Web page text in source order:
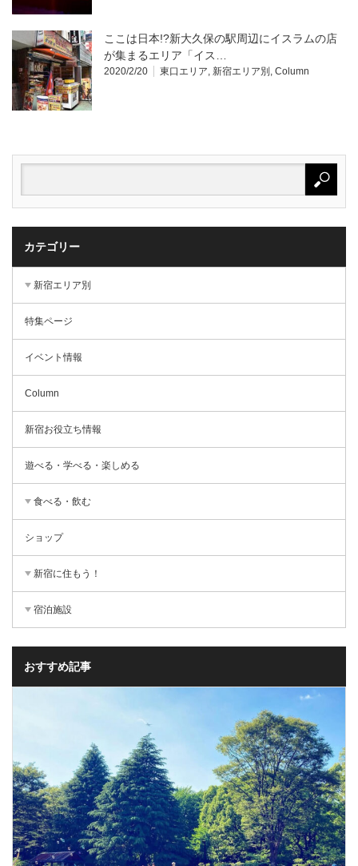
ここは日本!?新大久保の駅周辺にイスラムの店
が集まるエリア「イス…
2020/2/20 東口エリア, 新宿エリア別 , Column
カテゴリー
新宿エリア別
特集ページ
イベント情報
Column
新宿お役立ち情報
遊べる・学べる・楽しめる
食べる・飲む
ショップ
新宿に住もう！
宿泊施設
おすすめ記事